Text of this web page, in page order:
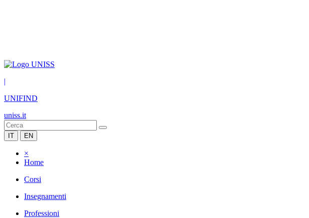
|
UNIFIND
uniss.it
IT EN
×
Home
Corsi
Insegnamenti
Professioni